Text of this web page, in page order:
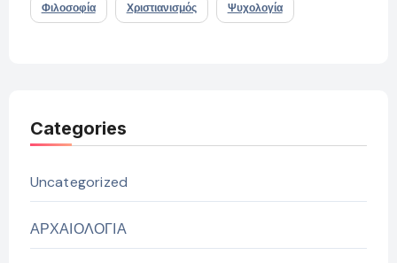
Φιλοσοφία Χριστιανισμός Ψυχολογία
Categories
Uncategorized
ΑΡΧΑΙΟΛΟΓΙΑ